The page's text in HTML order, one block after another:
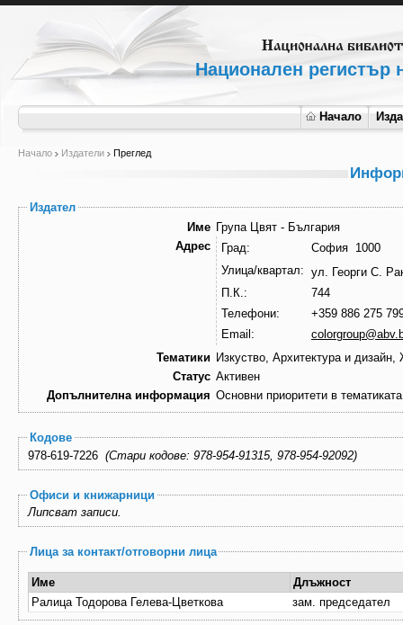
Национален регистър
Начало
Начало Издатели Преглед
Издател
Име Група Цвят - България
Адрес
Град:
София 1000
Улица/квартал: ул. Георги С.
П.К.:
744
Телефони:
+359 886 275
Email:
Тематики Изкуство, Архитектура и
Статус Активен
Допълнителна информация Основни приоритети в
Кодове
(Стари кодове: 978-954-91315, 978-954-92092)
Офиси и книжарници
Липсват записи.
Лица за контакт/отговорни лица
Име
Длъжност
Ралица Тодорова Гелева-Цветкова
зам. председател